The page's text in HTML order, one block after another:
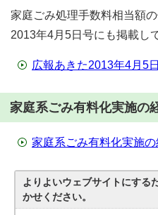
家庭ごみ処理手数料相当額
2013年4月5日号にも掲載し
広報あきた2013年4月5
家庭系ごみ有料化実施の
家庭系ごみ有料化実施
よりよいウェブサイトにする
かせください。